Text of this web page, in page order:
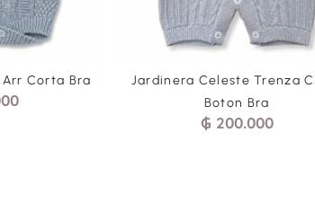
Corta Bra
Jardinera Celeste Trenza
Boton Bra
₲ 200.000